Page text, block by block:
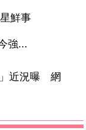
鮮事
強...
」近況曝 網